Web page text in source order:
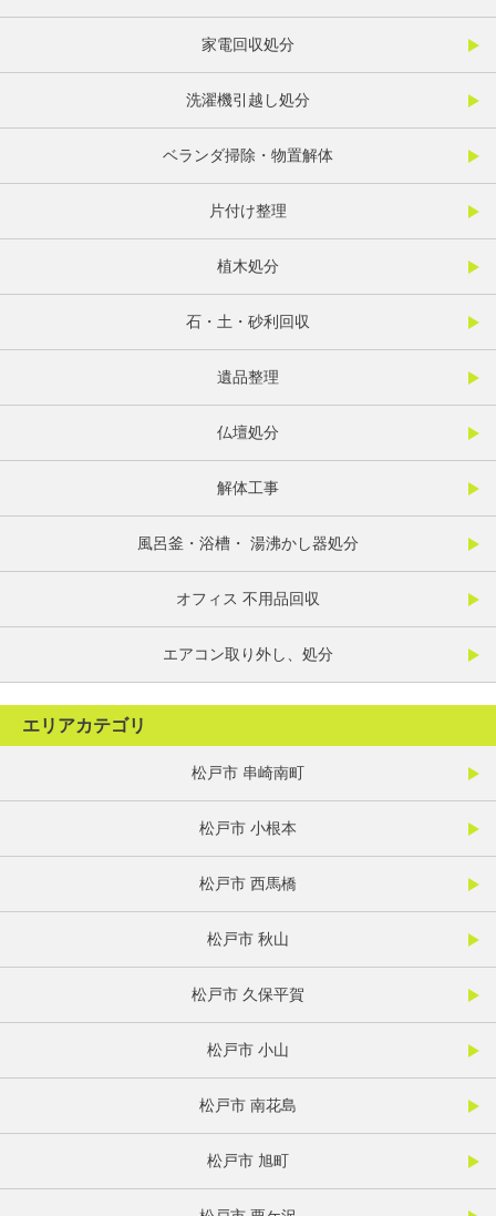
家電回収処分
洗濯機引越し処分
ベランダ掃除・物置解体
片付け整理
植木処分
石・土・砂利回収
遺品整理
仏壇処分
解体工事
風呂釜・浴槽・ 湯沸かし器処分
オフィス 不用品回収
エアコン取り外し、処分
エリアカテゴリ
松戸市 串崎南町
松戸市 小根本
松戸市 西馬橋
松戸市 秋山
松戸市 久保平賀
松戸市 小山
松戸市 南花島
松戸市 旭町